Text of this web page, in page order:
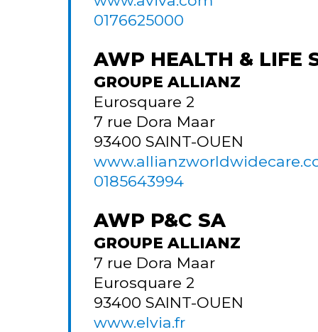
0176625000
AWP HEALTH & LIFE
GROUPE ALLIANZ
Eurosquare 2
7 rue Dora Maar
93400 SAINT-OUEN
0185643994
AWP P&C SA
GROUPE ALLIANZ
7 rue Dora Maar
Eurosquare 2
93400 SAINT-OUEN
www.elvia.fr